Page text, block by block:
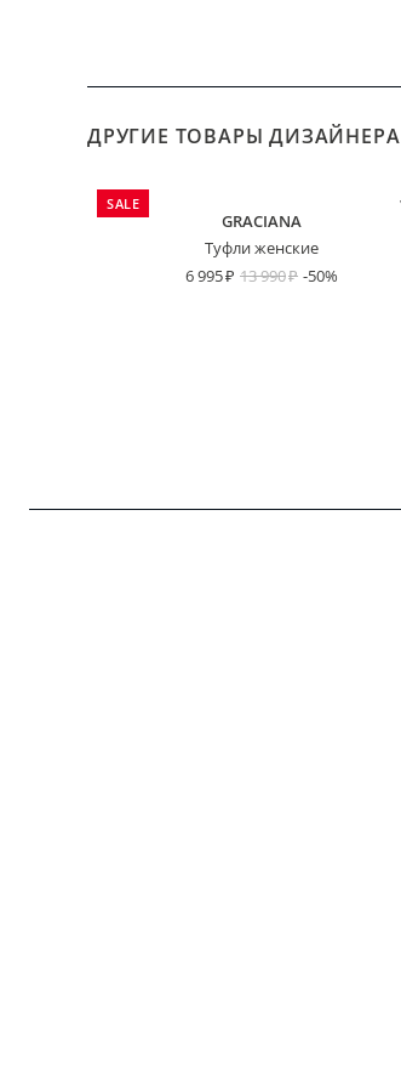
ДРУГИЕ ТОВАРЫ ДИЗАЙНЕРА
SALE
GRACIANA
Туфли женские
6 995
13 990 -50%